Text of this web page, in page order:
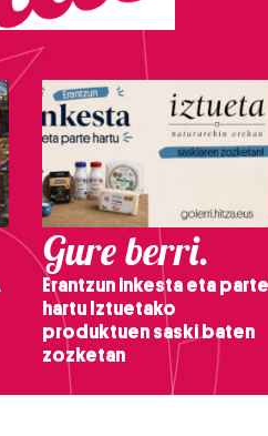
Gure berri.
Erantzun inkesta eta parte
hartu Iztuetako
produktuen saski baten
zozketan